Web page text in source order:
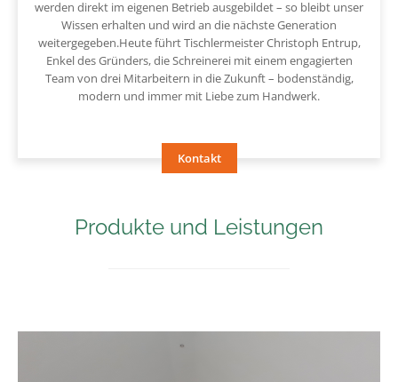
werden direkt im eigenen Betrieb ausgebildet – so bleibt unser
Wissen erhalten und wird an die nächste Generation
weitergegeben.Heute führt Tischlermeister Christoph Entrup,
Enkel des Gründers, die Schreinerei mit einem engagierten
Team von drei Mitarbeitern in die Zukunft – bodenständig,
modern und immer mit Liebe zum Handwerk.
Kontakt
Produkte und Leistungen